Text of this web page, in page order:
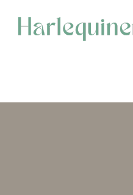
contenido